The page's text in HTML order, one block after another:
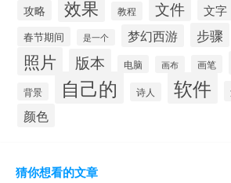
攻略
效果 教程 文件 文字
春节期间 是一个 梦幻西游 步骤
照片 版本 电脑 画布 画笔
背景 自己的 诗人 软件
颜色
猜你想看的文章